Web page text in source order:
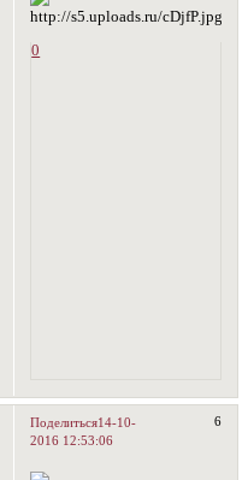
0
Поделиться 6
14-10-
2016 12:53:06